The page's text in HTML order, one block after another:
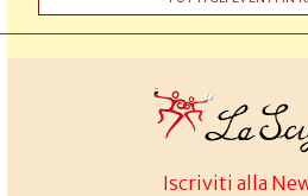
Iscriviti alla